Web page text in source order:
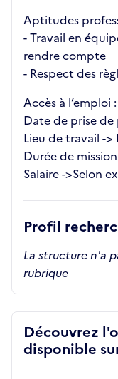
Aptitudes
- Travail en
rendre compte
- Respect des
Accès à l’emploi :
Date de prise
Lieu de travail -
Durée de
Salaire ->Selon
Profil
La structure n'a
rubrique
Découvrez
disponible